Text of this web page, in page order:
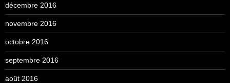
décembre 2016
novembre 2016
octobre 2016
septembre 2016
août 2016